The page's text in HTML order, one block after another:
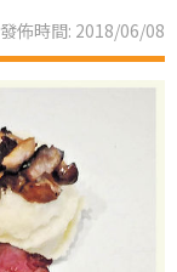
發佈時間: 2018/06/08